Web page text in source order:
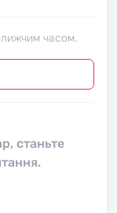
часом.
станьте